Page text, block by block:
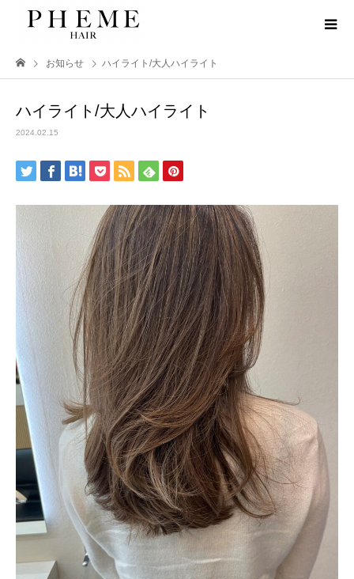
お知らせ ハイライト/大人ハイライト
ハイライト/大人ハイライト
2024.02.15